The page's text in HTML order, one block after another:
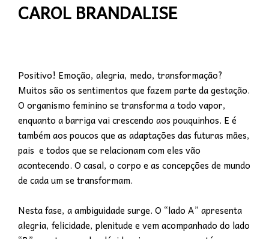
CAROL BRANDALISE
Positivo! Emoção, alegria, medo, transformação?
Muitos são os sentimentos que fazem parte da gestação.
O organismo feminino se transforma a todo vapor,
enquanto a barriga vai crescendo aos pouquinhos. E é
também aos poucos que as adaptações das futuras mães,
pais e todos que se relacionam com eles vão
acontecendo. O casal, o corpo e as concepções de mundo
de cada um se transformam.
Nesta fase, a ambiguidade surge. O “lado A” apresenta
alegria, felicidade, plenitude e vem acompanhado do lado